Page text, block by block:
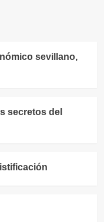
sevillano,
secretos del